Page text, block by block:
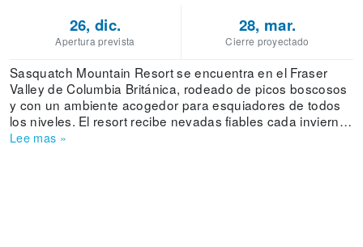
26, dic.
Apertura prevista
28, mar.
Cierre proyectado
Sasquatch Mountain Resort se encuentra en el Fraser
Valley de Columbia Británica, rodeado de picos boscosos
y con un ambiente acogedor para esquiadores de todos
los niveles. El resort recibe nevadas fiables cada invierno,
lo que garantiza condiciones consistentes en sus 121
Lee mas »